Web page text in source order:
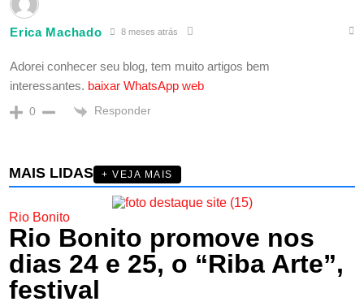
Erica Machado 8 meses atrás
Adorei conhecer seu blog, tem muito artigos bem
interessantes. baixar WhatsApp web
0 Responder
MAIS LIDAS + VEJA MAIS
Rio Bonito
Rio Bonito promove nos
dias 24 e 25, o “Riba Arte”,
festival